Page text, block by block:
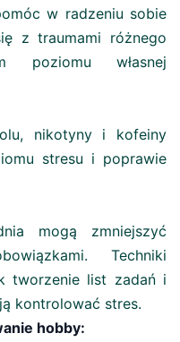
w radzeniu sobie
z traumami różnego
poziomu własnej
nikotyny i kofeiny
stresu i poprawie
mogą zmniejszyć
Techniki
tworzenie list zadań i
kontrolować stres.
hobby: